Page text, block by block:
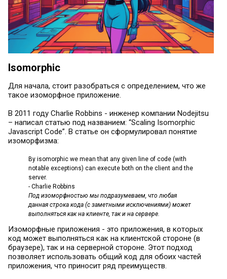
Isomorphic
Для начала, стоит разобраться с определением, что же
такое изоморфное приложение.
В 2011 году Charlie Robbins - инженер компании Nodejitsu
– написал статью под названием: “Scaling Isomorphic
Javascript Code”. В статье он сформулировал понятие
изоморфизма:
By isomorphic we mean that any given line of code (with
notable exceptions) can execute both on the client and the
server.
- Charlie Robbins
Под изоморфностью мы подразумеваем, что любая
данная строка кода (с заметными исключениями) может
выполняться как на клиенте, так и на сервере.
Изоморфные приложения - это приложения, в которых
код может выполняться как на клиентской стороне (в
браузере), так и на серверной стороне. Этот подход
позволяет использовать общий код для обоих частей
приложения, что приносит ряд преимуществ.